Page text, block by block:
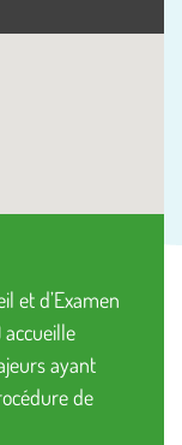
et d’Examen
accueille
ayant
de